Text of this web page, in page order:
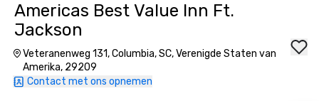
Americas Best Value Inn Ft.
Jackson
Veteranenweg 131, Columbia, SC, Verenigde Staten van
Amerika, 29209
Contact met ons opnemen